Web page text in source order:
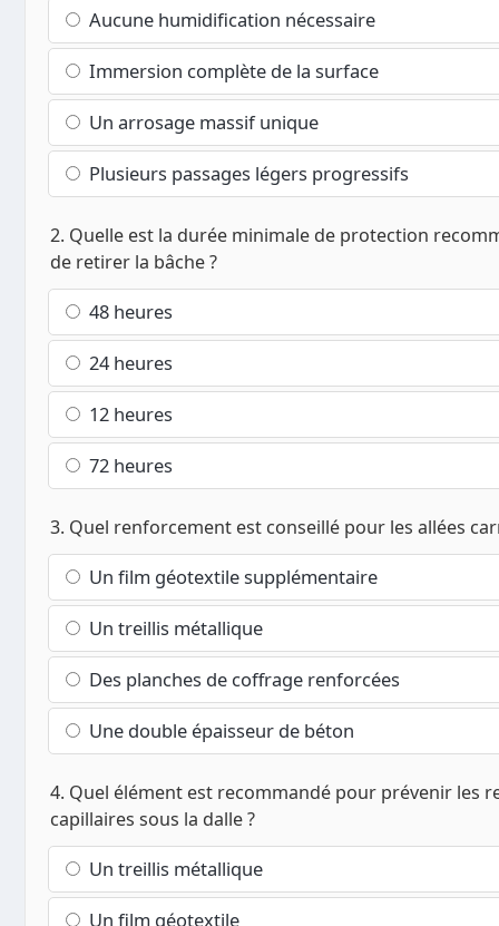
Aucune humidification nécessaire
Immersion complète de la surface
Un arrosage massif unique
Plusieurs passages légers progressifs
2. Quelle est la durée minimale de protection
de retirer la bâche ?
48 heures
24 heures
12 heures
72 heures
3. Quel renforcement est conseillé pour les allées
Un film géotextile supplémentaire
Un treillis métallique
Des planches de coffrage renforcées
Une double épaisseur de béton
4. Quel élément est recommandé pour prévenir les
capillaires sous la dalle ?
Un treillis métallique
Un film géotextile